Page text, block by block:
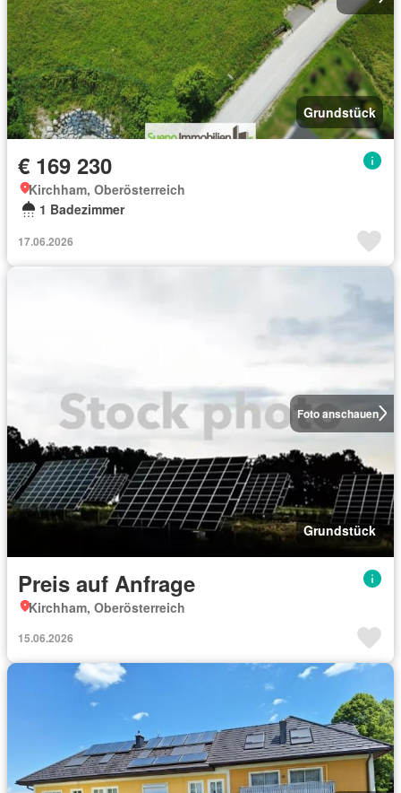
Grundstück
€ 169 230
Kirchham, Oberösterreich
1 Badezimmer
17.06.2026
Foto anschauen
Grundstück
Preis auf Anfrage
Kirchham, Oberösterreich
15.06.2026